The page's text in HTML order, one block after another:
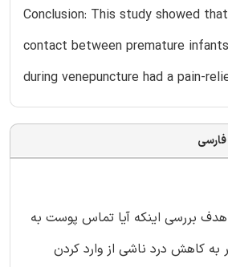
Conclusion: This study showed
contact between premature
during venepuncture had a pain-
بررسی اینکه آیا تماس پوست به
کاهش درد ناشی از وارد کردن